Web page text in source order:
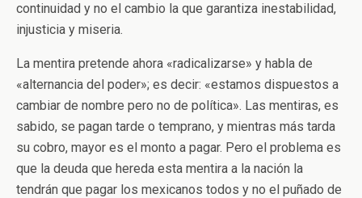
continuidad y no el cambio la que garantiza inestabilidad,
injusticia y miseria.
La mentira pretende ahora «radicalizarse» y habla de
«alternancia del poder»; es decir: «estamos dispuestos a
cambiar de nombre pero no de política». Las mentiras, es
sabido, se pagan tarde o temprano, y mientras más tarda
su cobro, mayor es el monto a pagar. Pero el problema es
que la deuda que hereda esta mentira a la nación la
tendrán que pagar los mexicanos todos y no el puñado de